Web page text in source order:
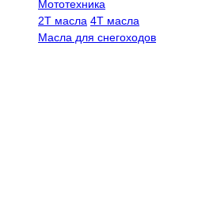
Мототехника
2Т масла 4Т масла
Масла для снегоходов